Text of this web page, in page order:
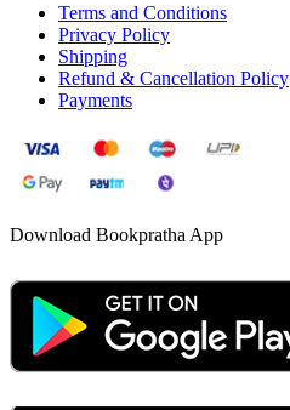
Terms and Conditions
Privacy Policy
Shipping
Refund & Cancellation Policy
Payments
Download Bookpratha App